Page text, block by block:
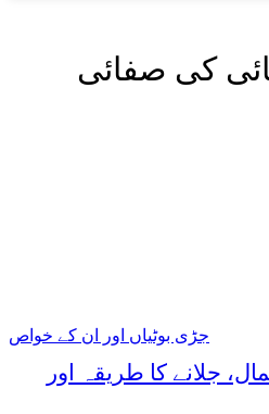
کی صفائی
جڑی بوٹیاں اور ان کے خواص
جلانے کا طریقہ اور